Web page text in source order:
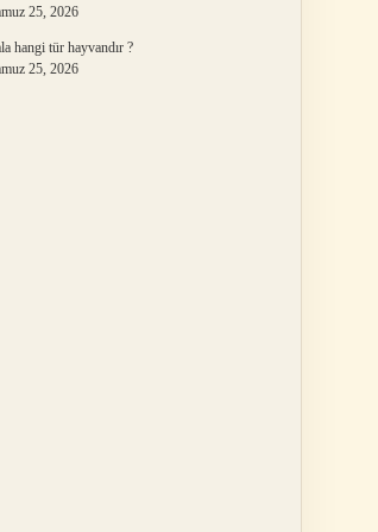
25, 2026
hangi tür hayvandır ?
25, 2026